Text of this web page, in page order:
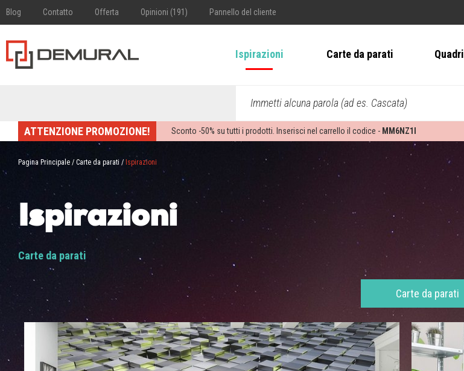
Blog Contatto Offerta Opinioni (191) Pannello del cliente
Ispirazioni Carte da parati Quadri
Immetti alcuna parola (ad es. Cascata)
ATTENZIONE PROMOZIONE! Sconto -50% su tutti i prodotti. Inserisci nel carrello il codice - MM6NZ1I
Pagina Principale / Carte da parati / Ispirazioni
Ispirazioni
Carte da parati
Carte da parati